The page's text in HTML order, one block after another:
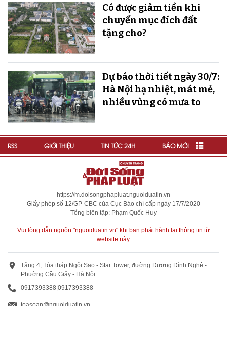
Có được giảm tiền khi
chuyển mục đích đất
tặng cho?
Dự báo thời tiết ngày 30/7:
Hà Nội hạ nhiệt, mát mẻ,
nhiều vùng có mưa to
RSS GIỚI THIỆU TIN TỨC 24H BÁO MỚI
https://m.doisongphapluat.nguoiduatin.vn
Giấy phép số 12/GP-CBC của Cục Báo chí cấp ngày 17/7/2020
Tổng biên tập: Phạm Quốc Huy
Vui lòng dẫn nguồn "nguoiduatin.vn" khi bạn phát hành lại thông tin từ
website này.
Tầng 4, Tòa tháp Ngôi Sao - Star Tower, đường Dương Đình Nghệ -
Phường Cầu Giấy - Hà Nội
0917393388|0917393388
toasoan@nguoiduatin.vn